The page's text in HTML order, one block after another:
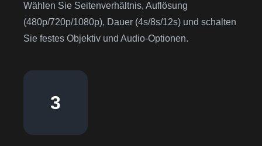
Wählen Sie Seitenverhältnis, Auflösung
(480p/720p/1080p), Dauer (4s/8s/12s) und schalten
Sie festes Objektiv und Audio-Optionen.
3